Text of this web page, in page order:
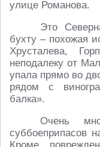
улице Романова.
Это
бухту – похожая
Хрусталева,
неподалеку от
упала прямо во
рядом с
балка».
Очень
суббоеприпасов